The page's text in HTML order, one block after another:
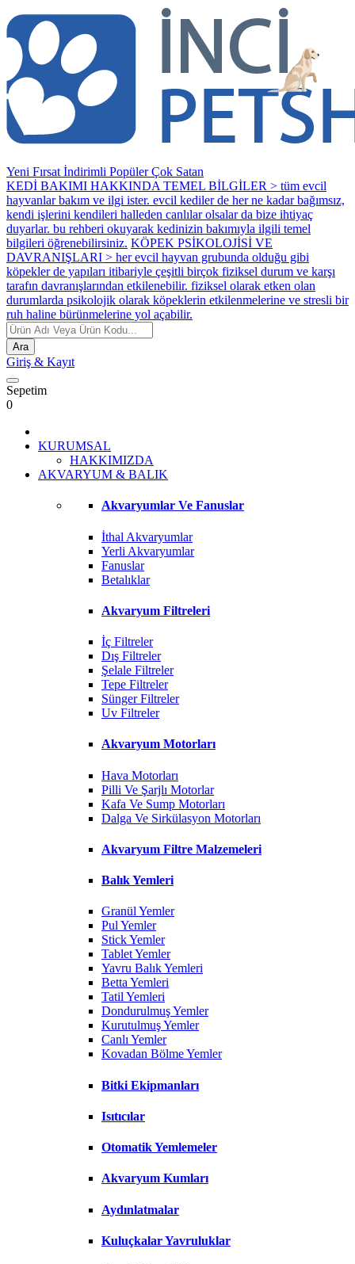
Yeni Fırsat İndirimli PopülerÇok Satan
KEDİ BAKIMI HAKKINDA TEMEL BİLGİLER > tüm evcil
hayvanlar bakım ve ilgi ister. evcil kediler de her ne kadar bağımsız,
kendi işlerini kendileri halleden canlılar olsalar da bize ihtiyaç
duyarlar. bu rehberi okuyarak kedinizin bakımıyla ilgili temel
bilgileri öğrenebilirsiniz. KÖPEK PSİKOLOJİSİ VE
DAVRANIŞLARI > her evcil hayvan grubunda olduğu gibi
köpekler de yapıları itibariyle çeşitli birçok fiziksel durum ve karşı
tarafın davranışlarından etkilenebilir. fiziksel olarak etken olan
durumlarda psikolojik olarak köpeklerin etkilenmelerine ve stresli bir
ruh haline bürünmelerine yol açabilir.
Ara
Giriş & Kayıt
Sepetim
0
KURUMSAL
HAKKIMIZDA
AKVARYUM & BALIK
Akvaryumlar Ve Fanuslar
İthal Akvaryumlar
Yerli Akvaryumlar
Fanuslar
Betalıklar
Akvaryum Filtreleri
İç Filtreler
Dış Filtreler
Şelale Filtreler
Tepe Filtreler
Sünger Filtreler
Uv Filtreler
Akvaryum Motorları
Hava Motorları
Pilli Ve Şarjlı Motorlar
Kafa Ve Sump Motorları
Dalga Ve Sirkülasyon Motorları
Akvaryum Filtre Malzemeleri
Balık Yemleri
Granül Yemler
Pul Yemler
Stick Yemler
Tablet Yemler
Yavru Balık Yemleri
Betta Yemleri
Tatil Yemleri
Dondurulmuş Yemler
Kurutulmuş Yemler
Canlı Yemler
Kovadan Bölme Yemler
Bitki Ekipmanları
Isıtıcılar
Otomatik Yemlemeler
Akvaryum Kumları
Aydınlatmalar
Kuluçkalar Yavruluklar